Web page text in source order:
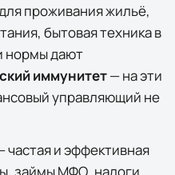
проживания жильё,
бытовая техника в
нормы дают
иммунитет— на эти
управляющий не
частая и эффективная